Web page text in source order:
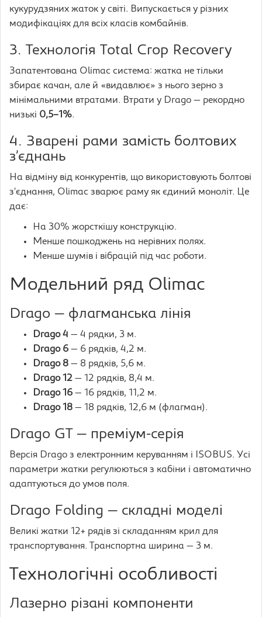
кукурудзяних жаток у світі. Випускається у різних
модифікаціях для всіх класів комбайнів.
3. Технологія Total Crop Recovery
Запатентована Olimac система: жатка не тільки
збирає качан, але й «видавлює» з нього зерно з
мінімальними втратами. Втрати у Drago — рекордно
низькі 0,5–1%.
4. Зварені рами замість болтових
з’єднань
На відміну від конкурентів, що використовують болтові
з’єднання, Olimac зварює раму як єдиний моноліт. Це
дає:
На 30% жорсткішу конструкцію.
Менше пошкоджень на нерівних полях.
Менше шумів і вібрацій під час роботи.
Модельний ряд Olimac
Drago — флагманська лінія
Drago 4 — 4 рядки, 3 м.
Drago 6 — 6 рядків, 4,2 м.
Drago 8 — 8 рядків, 5,6 м.
Drago 12 — 12 рядків, 8,4 м.
Drago 16 — 16 рядків, 11,2 м.
Drago 18 — 18 рядків, 12,6 м (флагман).
Drago GT — преміум-серія
Версія Drago з електронним керуванням і ISOBUS. Усі
параметри жатки регулюються з кабіни і автоматично
адаптуються до умов поля.
Drago Folding — складні моделі
Великі жатки 12+ рядів зі складанням крил для
транспортування. Транспортна ширина — 3 м.
Технологічні особливості
Лазерно різані компоненти